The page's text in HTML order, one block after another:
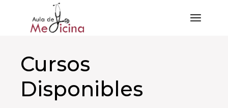
contenido
Cursos
Disponibles